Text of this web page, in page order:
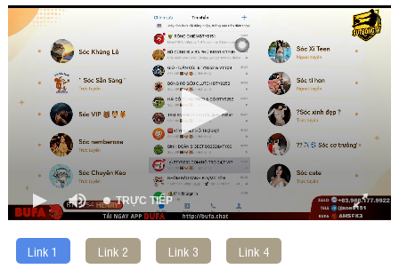
00:00
TRỰC TIẾP
Link 1 Link 2 Link 3 Link 4